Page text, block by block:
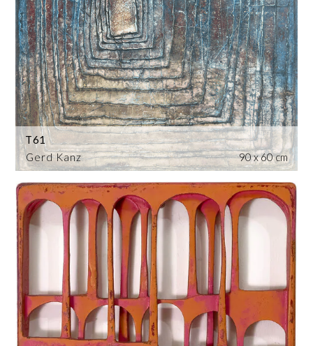
Gerd Kanz
T61
90 x 60 cm